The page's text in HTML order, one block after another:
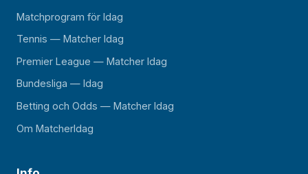
Matchprogram för Idag
Tennis — Matcher Idag
Premier League — Matcher Idag
Bundesliga — Idag
Betting och Odds — Matcher Idag
Om MatcherIdag